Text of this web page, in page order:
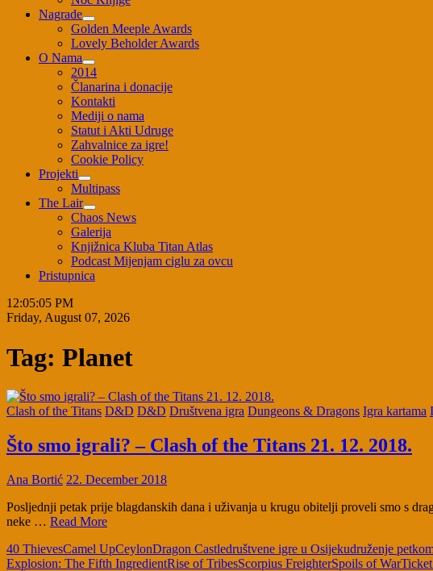
Nagrade
Golden Meeple Awards
Lovely Beholder Awards
O Nama
2014
Članarina i donacije
Kontakti
Mediji o nama
Statut i Akti Udruge
Zahvalnice za igre!
Cookie Policy
Projekti
Multipass
The Lair
Chaos News
Galerija
Knjižnica Kluba Titan Atlas
Podcast Mijenjam ciglu za ovcu
Pristupnica
12:05:06 PM
Friday, August 07, 2026
Tag: Planet
Clash of the Titans D&D D&D Društvena igra Dungeons & Dragons Igra kartama
Što smo igrali? – Clash of the Titans 21. 12. 2018.
Ana Bortić 22. December 2018
Posljednji petak prije blagdanskih dana i uživanja u krugu obitelji proveli smo s
neke … Read More
40 ThievesCamel UpCeylonDragon Castledruštvene igre u Osijekudruženje
Explosion: The Fifth IngredientRise of TribesScorpius FreighterSpoils of War